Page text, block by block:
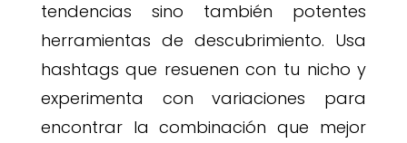
tendencias sino también potentes
herramientas de descubrimiento. Usa
hashtags que resuenen con tu nicho y
experimenta con variaciones para
encontrar la combinación que mejor